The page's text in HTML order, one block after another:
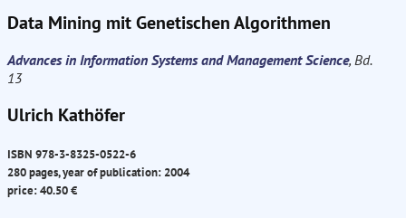
Data Mining mit Genetischen Algorithmen
Advances in Information Systems and Management Science, Bd.
13
Ulrich Kathöfer
ISBN 978-3-8325-0522-6
280 pages, year of publication: 2004
price: 40.50 €